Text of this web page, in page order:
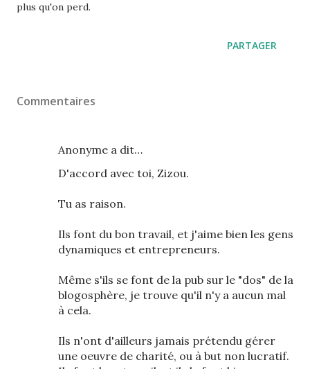
plus qu'on perd.
PARTAGER
Commentaires
Anonyme a dit…
D'accord avec toi, Zizou.
Tu as raison.
Ils font du bon travail, et j'aime bien les gens
dynamiques et entrepreneurs.
Même s'ils se font de la pub sur le "dos" de la
blogosphère, je trouve qu'il n'y a aucun mal
à cela.
Ils n'ont d'ailleurs jamais prétendu gérer
une oeuvre de charité, ou à but non lucratif.